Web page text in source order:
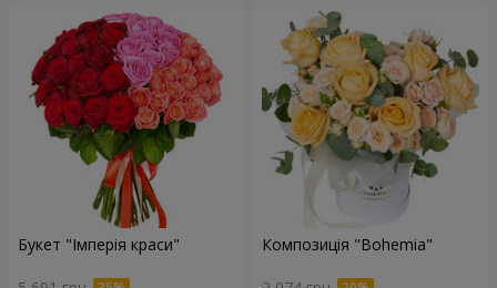
Букет "Імперія краси" Композиція "Bohemia"